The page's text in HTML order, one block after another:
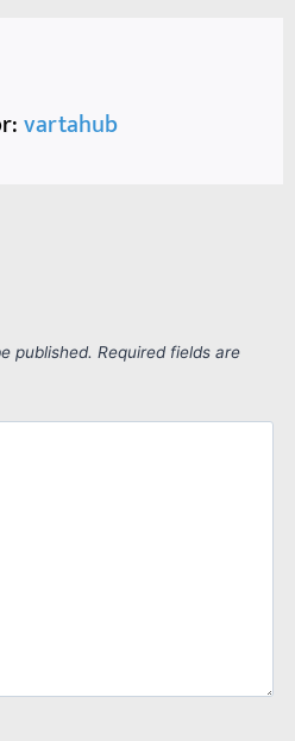
vartahub
published. Required fields are